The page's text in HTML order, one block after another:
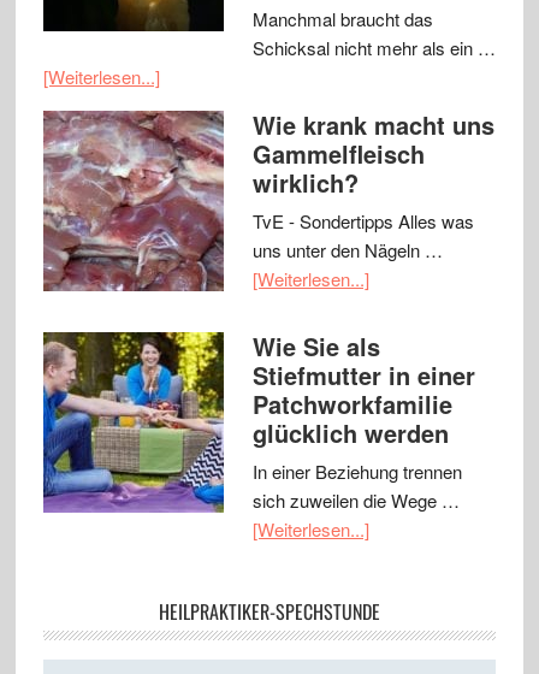
Manchmal braucht das
Schicksal nicht mehr als ein …
[Weiterlesen...]
Wie krank macht uns
Gammelfleisch
wirklich?
TvE - Sondertipps Alles was
uns unter den Nägeln …
[Weiterlesen...]
Wie Sie als
Stiefmutter in einer
Patchworkfamilie
glücklich werden
In einer Beziehung trennen
sich zuweilen die Wege …
[Weiterlesen...]
HEILPRAKTIKER-SPECHSTUNDE